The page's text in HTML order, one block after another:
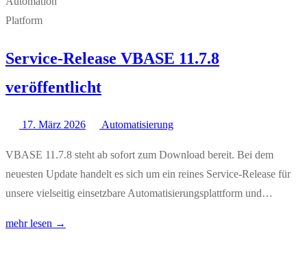
Service-Release VBASE 11.7.8
veröffentlicht
17. März 2026 Automatisierung
VBASE 11.7.8 steht ab sofort zum Download bereit. Bei dem
neuesten Update handelt es sich um ein reines Service-Release für
unsere vielseitig einsetzbare Automatisierungsplattform und…
mehr lesen →